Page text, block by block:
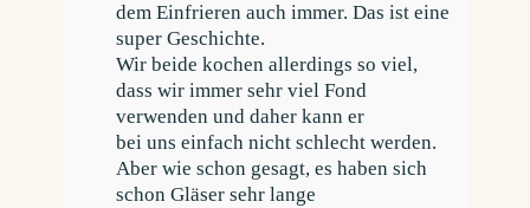
dem Einfrieren auch immer. Das ist eine
super Geschichte.
Wir beide kochen allerdings so viel,
dass wir immer sehr viel Fond
verwenden und daher kann er
bei uns einfach nicht schlecht werden.
Aber wie schon gesagt, es haben sich
schon Gläser sehr lange